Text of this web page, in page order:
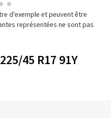
d'exemple et peuvent être
représentées ne sont pas
45 R17 91Y